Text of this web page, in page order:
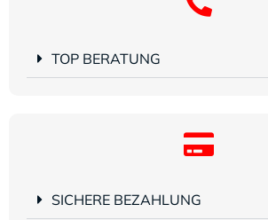
TOP BERATUNG
SICHERE BEZAHLUNG